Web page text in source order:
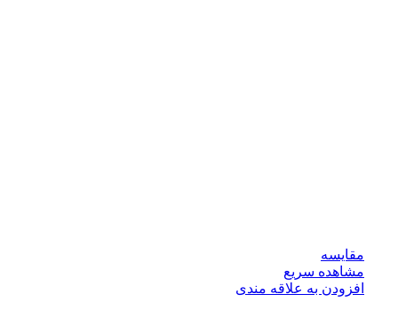
مقایسه
مشاهده سریع
افزودن به علاقه مندی